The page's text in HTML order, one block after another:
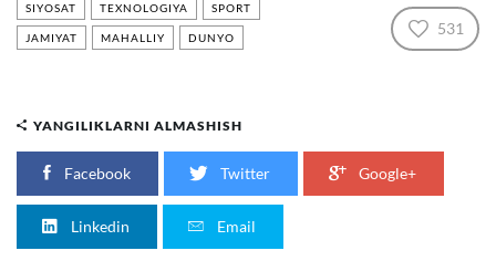
SIYOSAT TEXNOLOGIYA SPORT
JAMIYAT MAHALLIY DUNYO 531
YANGILIKLARNI ALMASHISH
Facebook Twitter Google+
Linkedin Email